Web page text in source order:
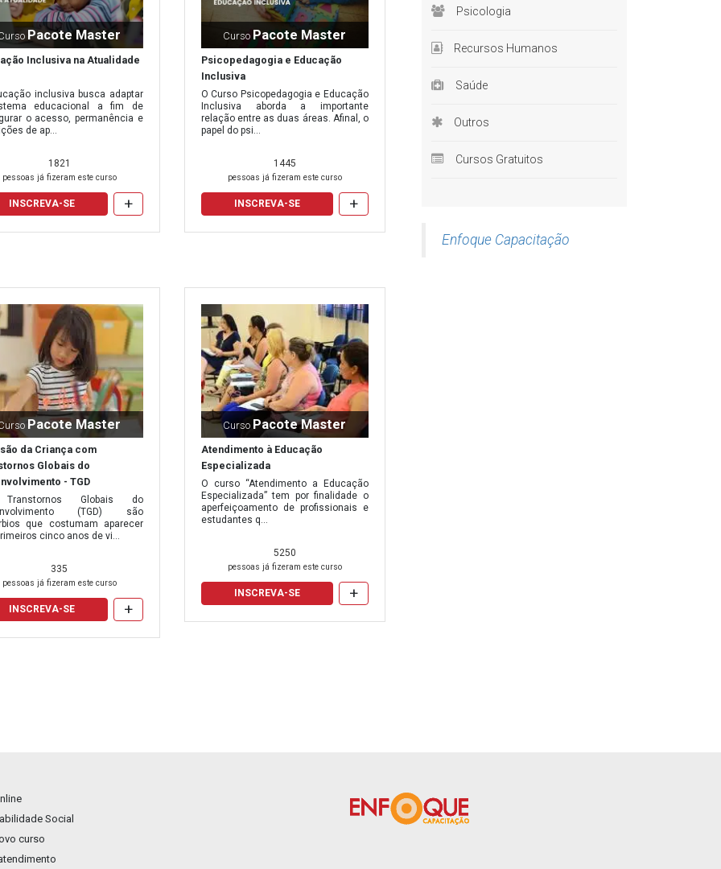
Pacote Master
Inclusiva na Atualidade
inclusiva busca adaptar
educacional a fim de
o acesso, permanência e
de ap...
1821
pessoas já fizeram este curso
INSCREVA-SE +
Curso Pacote Master
Psicopedagogia e Educação
Inclusiva
O Curso Psicopedagogia e Educação
Inclusiva aborda a importante
relação entre as duas áreas. Afinal, o
papel do psi...
1445
pessoas já fizeram este curso
INSCREVA-SE +
Pacote Master
da Criança com
Globais do
- TGD
Globais do
(TGD) são
que costumam aparecer
cinco anos de vi...
335
pessoas já fizeram este curso
INSCREVA-SE +
Curso Pacote Master
Atendimento à Educação
Especializada
O curso “Atendimento a Educação
Especializada” tem por finalidade o
aperfeiçoamento de profissionais e
estudantes q...
5250
pessoas já fizeram este curso
INSCREVA-SE +
Psicologia
Recursos Humanos
Saúde
Outros
Cursos Gratuitos
Enfoque Capacitação
Social
curso